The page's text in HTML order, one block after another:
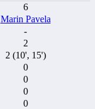
6
Marin Pavela
-
2
2 (10', 15')
0
0
0
0